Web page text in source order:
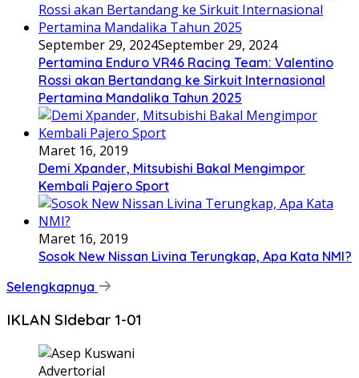
September 29, 2024September 29, 2024
Pertamina Enduro VR46 Racing Team: Valentino
Rossi akan Bertandang ke Sirkuit Internasional
Pertamina Mandalika Tahun 2025
Maret 16, 2019
Demi Xpander, Mitsubishi Bakal Mengimpor
Kembali Pajero Sport
Maret 16, 2019
Sosok New Nissan Livina Terungkap, Apa Kata NMI?
Selengkapnya
IKLAN SIdebar 1-01
Advertorial